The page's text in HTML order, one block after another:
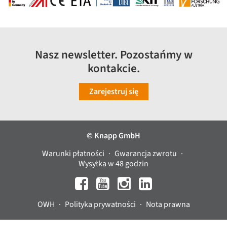
Nasz newsletter. Pozostańmy w
kontakcie.
Zarejestruj się
© Knapp GmbH
Warunki płatności
Gwarancja zwrotu
Wysyłka w 48 godzin
OWH Polityka prywatności Nota prawna